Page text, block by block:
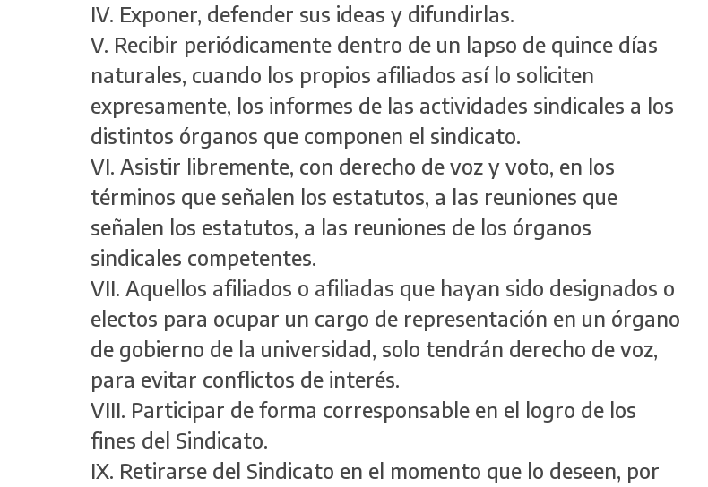
IV. Exponer, defender sus ideas y difundirlas.
V. Recibir periódicamente dentro de un lapso de quince días
naturales, cuando los propios afiliados así lo soliciten
expresamente, los informes de las actividades sindicales a los
distintos órganos que componen el sindicato.
VI. Asistir libremente, con derecho de voz y voto, en los
términos que señalen los estatutos, a las reuniones que
señalen los estatutos, a las reuniones de los órganos
sindicales competentes.
VII. Aquellos afiliados o afiliadas que hayan sido designados o
electos para ocupar un cargo de representación en un órgano
de gobierno de la universidad, solo tendrán derecho de voz,
para evitar conflictos de interés.
VIII. Participar de forma corresponsable en el logro de los
fines del Sindicato.
IX. Retirarse del Sindicato en el momento que lo deseen, por